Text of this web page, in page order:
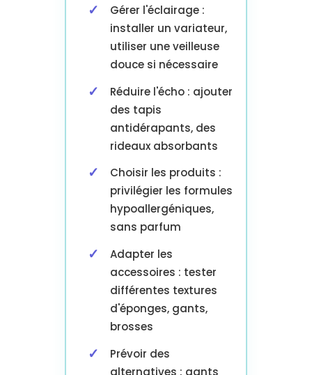
Gérer l'éclairage :
installer un variateur,
utiliser une veilleuse
douce si nécessaire
Réduire l'écho : ajouter
des tapis
antidérapants, des
rideaux absorbants
Choisir les produits :
privilégier les formules
hypoallergéniques,
sans parfum
Adapter les
accessoires : tester
différentes textures
d'éponges, gants,
brosses
Prévoir des
alternatives : gants